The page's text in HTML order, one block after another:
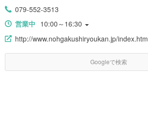
079-552-3513
営業中 10:00～16:30
http://www.nohgakushiryoukan.jp/index.htm
Googleで検索